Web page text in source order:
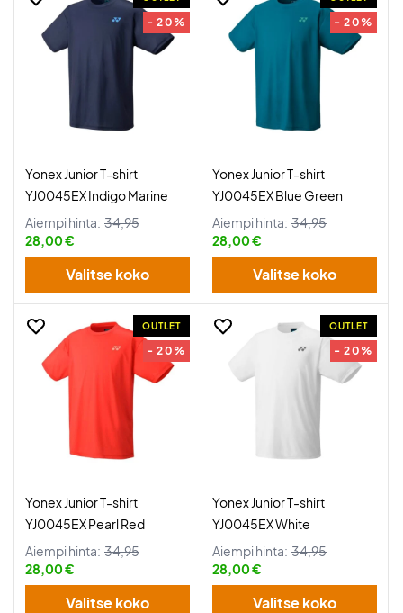
- 20%
Yonex Junior T-shirt
YJ0045EX Indigo Marine
Aiempi hinta: 34,95
28,00 €
Valitse koko
- 20%
Yonex Junior T-shirt
YJ0045EX Blue Green
Aiempi hinta: 34,95
28,00 €
Valitse koko
OUTLET
- 20%
Yonex Junior T-shirt
YJ0045EX Pearl Red
Aiempi hinta: 34,95
28,00 €
Valitse koko
OUTLET
- 20%
Yonex Junior T-shirt
YJ0045EX White
Aiempi hinta: 34,95
28,00 €
Valitse koko